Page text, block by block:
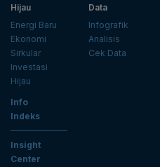
Hijau
Energi Baru
Ekonomi
Sirkular
Investasi
Hijau
Data
Infografik
Analisis
Cek Data
Info
Indeks
Insight
Center